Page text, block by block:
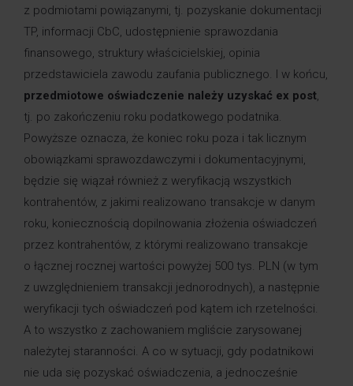
z podmiotami powiązanymi, tj. pozyskanie dokumentacji
TP, informacji CbC, udostępnienie sprawozdania
finansowego, struktury właścicielskiej, opinia
przedstawiciela zawodu zaufania publicznego. I w końcu,
przedmiotowe oświadczenie należy uzyskać ex post,
tj. po zakończeniu roku podatkowego podatnika.
Powyższe oznacza, że koniec roku poza i tak licznym
obowiązkami sprawozdawczymi i dokumentacyjnymi,
będzie się wiązał również z weryfikacją wszystkich
kontrahentów, z jakimi realizowano transakcje w danym
roku, koniecznością dopilnowania złożenia oświadczeń
przez kontrahentów, z którymi realizowano transakcje
o łącznej rocznej wartości powyżej 500 tys. PLN (w tym
z uwzględnieniem transakcji jednorodnych), a następnie
weryfikacji tych oświadczeń pod kątem ich rzetelności.
A to wszystko z zachowaniem mgliście zarysowanej
należytej staranności. A co w sytuacji, gdy podatnikowi
nie uda się pozyskać oświadczenia, a jednocześnie